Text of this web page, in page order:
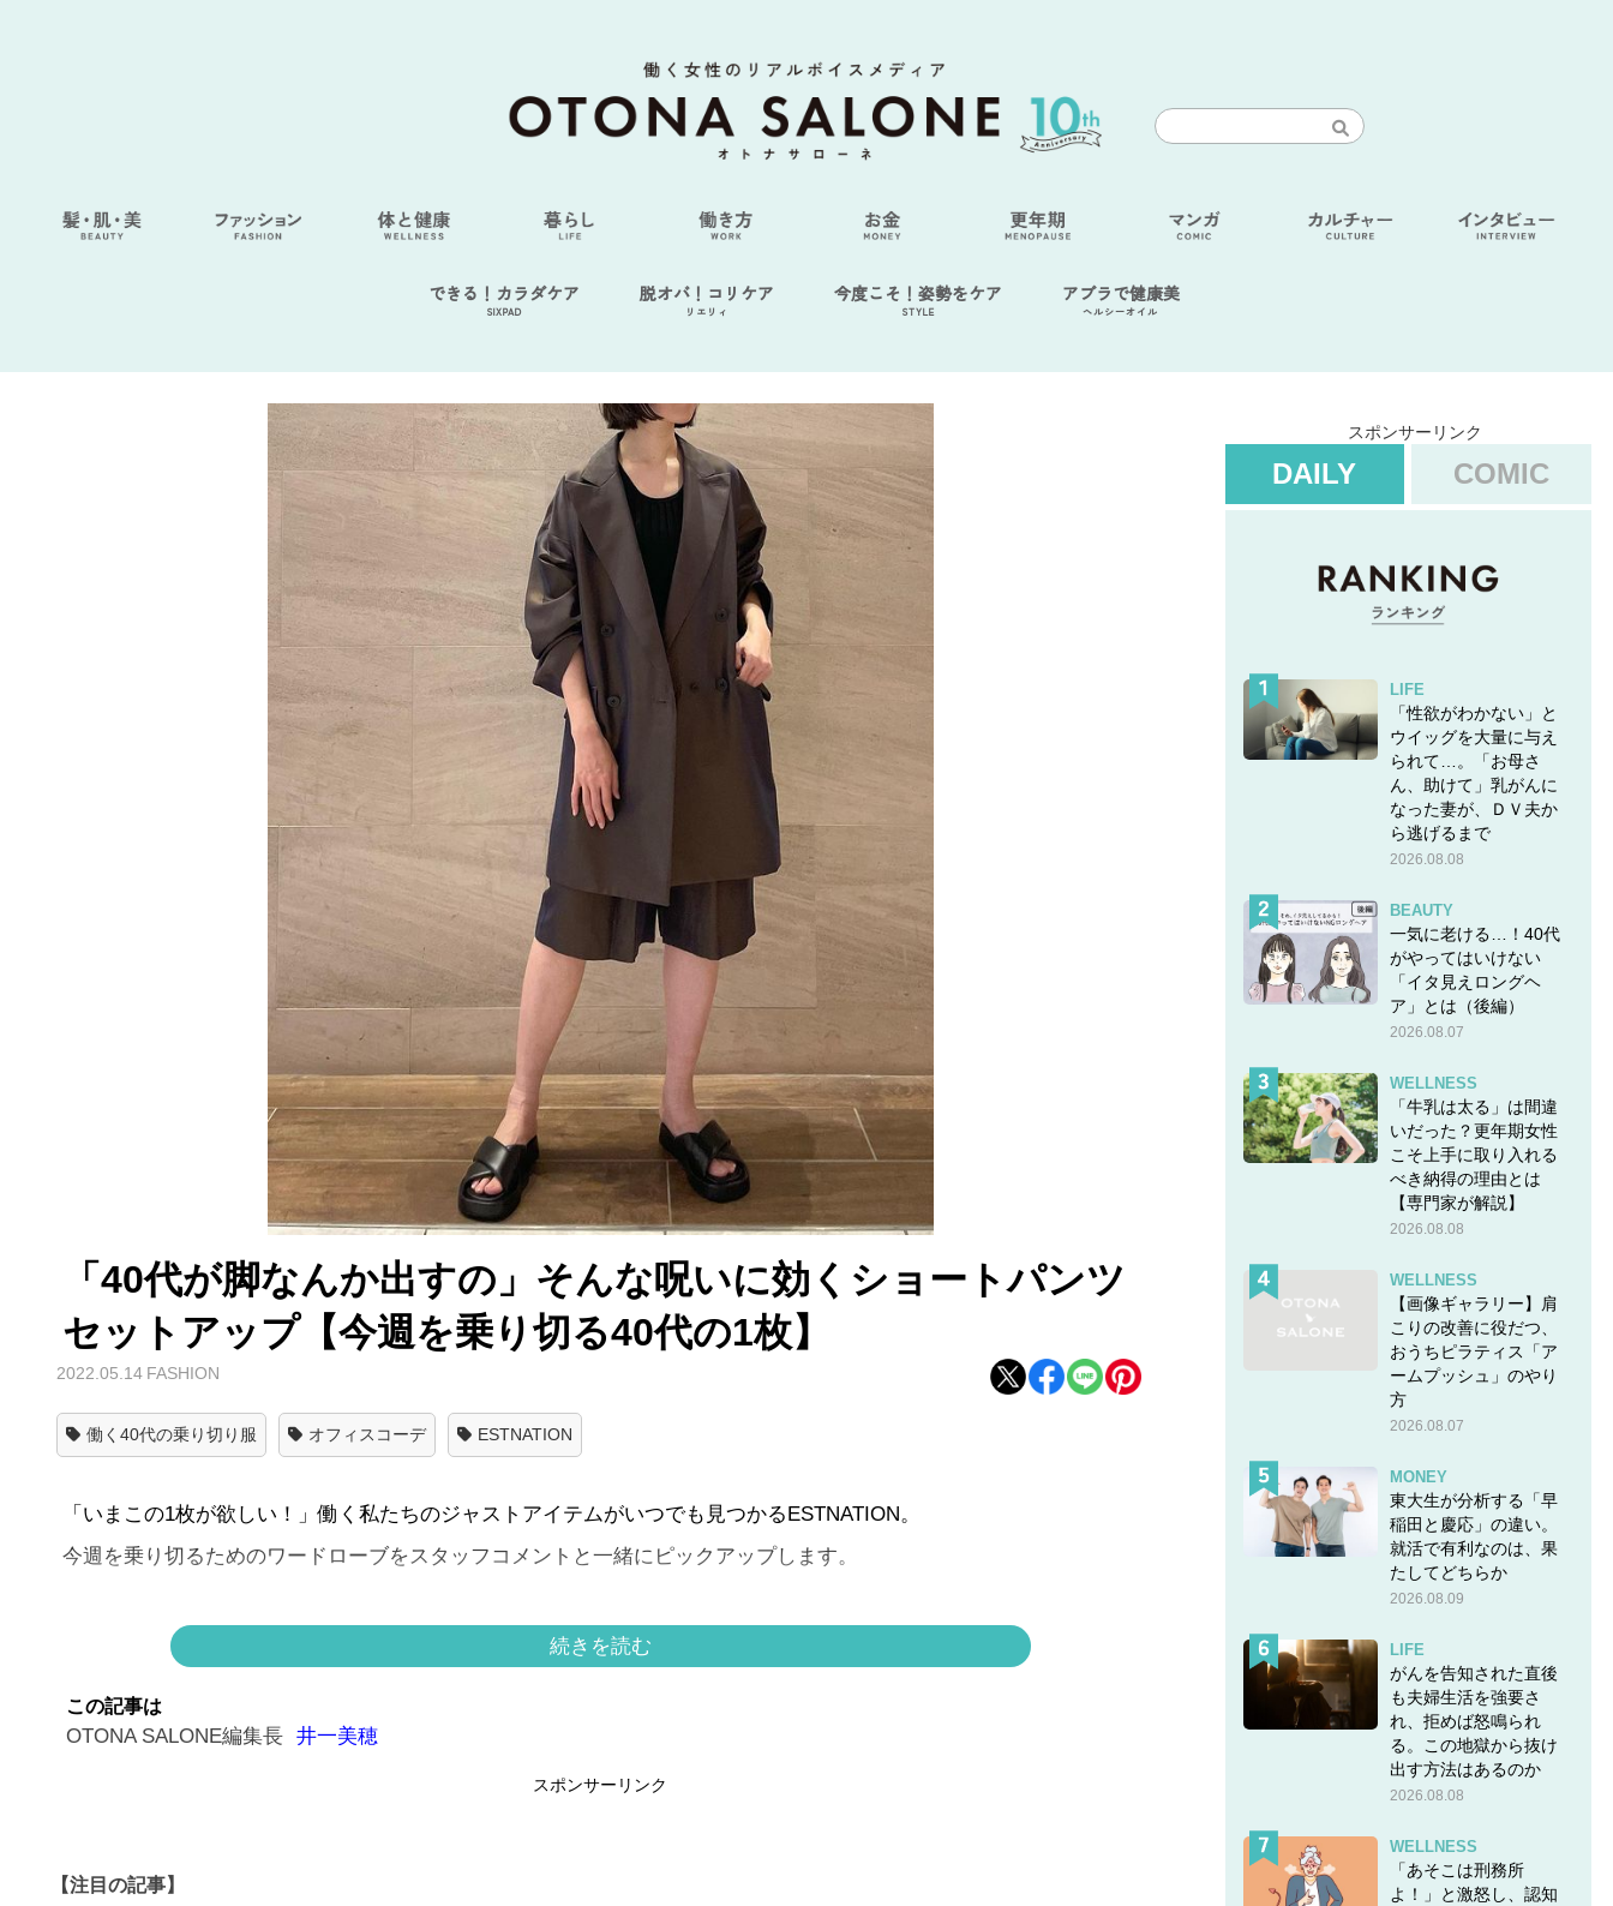
できる！カラダケア
SIXPAD
脱オバ！コリケア
リエリィ
今度こそ！姿勢をケア
STYLE
アブラで健康美
ヘルシーオイル
「40代が脚なんか出すの」そんな呪いに効くショートパンツ
セットアップ【今週を乗り切る40代の1枚】
2022.05.14 FASHION
働く40代の乗り切り服 オフィスコーデ ESTNATION
「いまこの1枚が欲しい！」働く私たちのジャストアイテムがいつでも見つかるESTNATION。
今週を乗り切るためのワードローブをスタッフコメントと一緒にピックアップします。
大人がハーフパンツに「挑む」なら、素材感の助けを借りたい
「いい年して脚なんか出して」、40代に入ったころに言われた言葉が結構な呪いになっています。
ここしばらくのハーフパンツのバリエに「履きたい、でも履いていいのかな」と逡巡していましたが、セットアップ
続きを読む
この記事は
OTONA SALONE編集長 井一美穂
スポンサーリンク
【注目の記事】
スポンサーリンク
DAILY COMIC
LIFE
「性欲がわかない」と
ウイッグを大量に与え
られて…。「お母さ
ん、助けて」乳がんに
なった妻が、ＤＶ夫か
ら逃げるまで
2026.08.08
BEAUTY
一気に老ける…！40代
がやってはいけない
「イタ見えロングヘ
ア」とは（後編）
2026.08.07
WELLNESS
「牛乳は太る」は間違
いだった？更年期女性
こそ上手に取り入れる
べき納得の理由とは
【専門家が解説】
2026.08.08
WELLNESS
【画像ギャラリー】肩
こりの改善に役だつ、
おうちピラティス「ア
ームプッシュ」のやり
方
2026.08.07
MONEY
東大生が分析する「早
稲田と慶応」の違い。
就活で有利なのは、果
たしてどちらか
2026.08.09
LIFE
がんを告知された直後
も夫婦生活を強要さ
れ、拒めば怒鳴られ
る。この地獄から抜け
出す方法はあるのか
2026.08.08
WELLNESS
「あそこは刑務所
よ！」と激怒し、認知